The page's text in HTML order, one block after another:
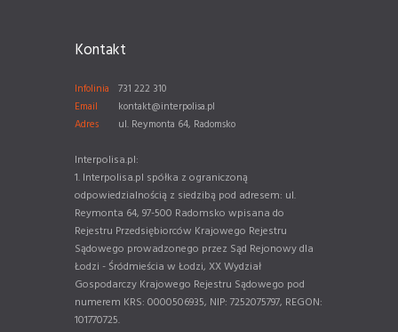
Kontakt
Infolinia
731 222 310
Email
kontakt@interpolisa.pl
Adres
ul. Reymonta 64, Radomsko
Interpolisa.pl:
1. Interpolisa.pl spółka z ograniczoną
odpowiedzialnością z siedzibą pod adresem: ul.
Reymonta 64, 97-500 Radomsko wpisana do
Rejestru Przedsiębiorców Krajowego Rejestru
Sądowego prowadzonego przez Sąd Rejonowy dla
Łodzi - Śródmieścia w Łodzi, XX Wydział
Gospodarczy Krajowego Rejestru Sądowego pod
numerem KRS: 0000506935, NIP: 7252075797, REGON:
101770725.